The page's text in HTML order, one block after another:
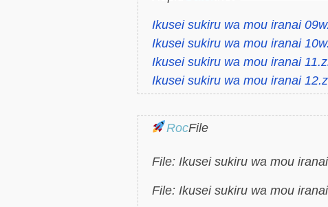
Ikusei sukiru wa mou iranai
Ikusei sukiru wa mou iranai
Ikusei sukiru wa mou iranai
Ikusei sukiru wa mou iranai
RocFile
File: Ikusei sukiru wa mou
File: Ikusei sukiru wa mou